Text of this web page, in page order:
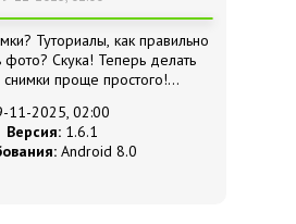
Туториалы, как правильно
фото? Скука! Теперь делать
проще простого!
11-2025, 02:00
Версия: 1.6.1
Android 8.0